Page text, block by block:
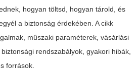
hogyan töltsd, hogyan tárold, és
a biztonság érdekében. A cikk
műszaki paraméterek, vásárlási
rendszabályok, gyakori hibák,
források.